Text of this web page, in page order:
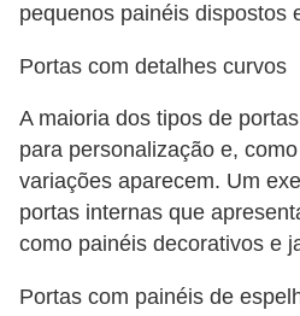
pequenos painéis dispostos
Portas com detalhes curvos
A maioria dos tipos de
para personalização e,
variações aparecem. Um
portas internas que
como painéis decorativos e
Portas com painéis de